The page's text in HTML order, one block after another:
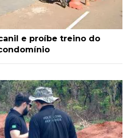
e proíbe treino do